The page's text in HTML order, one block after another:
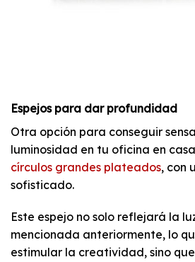
Espejos para dar profundidad
Otra opción para conseguir
luminosidad en tu oficina en
círculos grandes plateados, con
sofisticado.
Este espejo no solo reflejará la
mencionada anteriormente, lo
estimular la creatividad, sino